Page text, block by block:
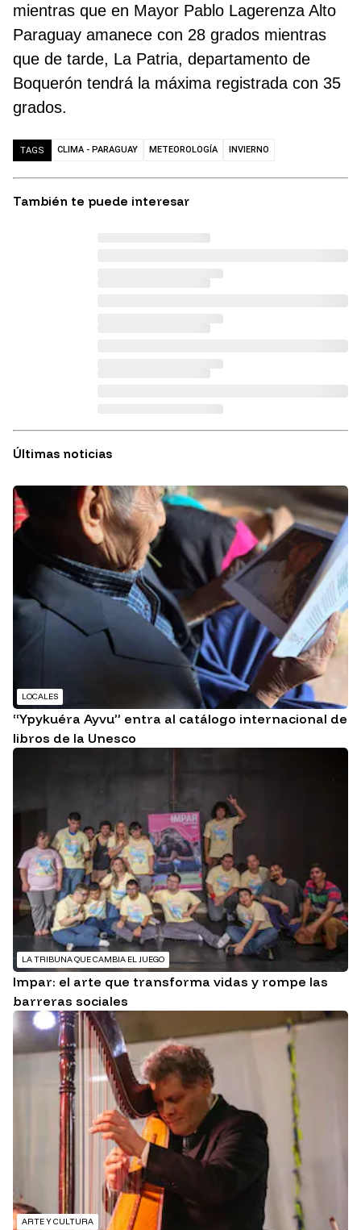
mientras que en Mayor Pablo Lagerenza Alto
Paraguay amanece con 28 grados mientras
que de tarde, La Patria, departamento de
Boquerón tendrá la máxima registrada con 35
grados.
TAGS CLIMA - PARAGUAY METEOROLOGÍA INVIERNO
También te puede interesar
Últimas noticias
LOCALES
“Ypykuéra Ayvu” entra al catálogo internacional de
libros de la Unesco
LA TRIBUNA QUE CAMBIA EL JUEGO
Impar: el arte que transforma vidas y rompe las
barreras sociales
ARTE Y CULTURA